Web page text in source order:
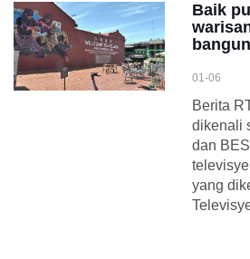
Baik
01-06
Berita
dikenali
dan
yang